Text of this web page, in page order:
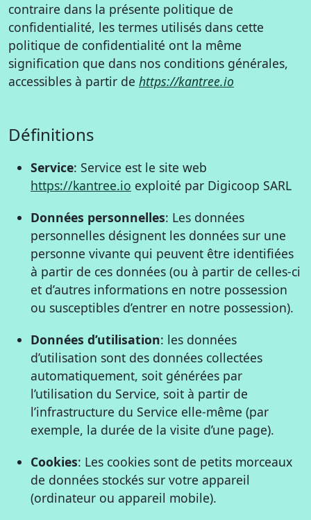
contraire dans la présente politique de
confidentialité, les termes utilisés dans cette
politique de confidentialité ont la même
signification que dans nos conditions générales,
accessibles à partir de https://kantree.io
Définitions
Service: Service est le site web
https://kantree.io exploité par Digicoop SARL
Données personnelles: Les données
personnelles désignent les données sur une
personne vivante qui peuvent être identifiées
à partir de ces données (ou à partir de celles-ci
et d’autres informations en notre possession
ou susceptibles d’entrer en notre possession).
Données d’utilisation: les données
d’utilisation sont des données collectées
automatiquement, soit générées par
l’utilisation du Service, soit à partir de
l’infrastructure du Service elle-même (par
exemple, la durée de la visite d’une page).
Cookies: Les cookies sont de petits morceaux
de données stockés sur votre appareil
(ordinateur ou appareil mobile).